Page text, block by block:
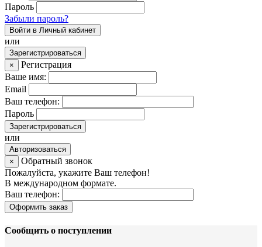
Пароль
Забыли пароль?
Войти в Личный кабинет
или
Зарегистрироваться
×
Регистрация
Ваше имя:
Email
Ваш телефон:
Пароль
Зарегистрироваться
или
Авторизоваться
×
Обратный звонок
Пожалуйста, укажите Ваш телефон!
В международном формате.
Ваш телефон:
Оформить заказ
Сообщить о поступлении